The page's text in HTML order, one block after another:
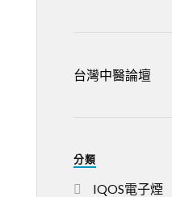
台灣中醫論壇
分類
IQOS電子煙